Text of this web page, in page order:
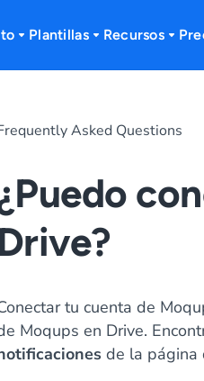
Plantillas Recursos
Asked Questions
Drive?
tu cuenta de
Moqups en Drive.
de la página